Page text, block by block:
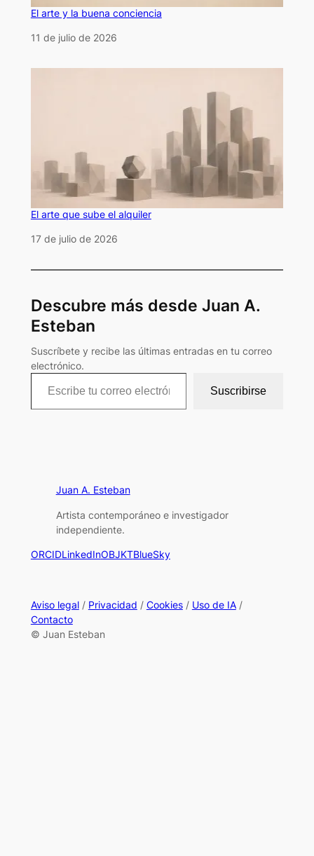
El arte y la buena conciencia
Fecha
11 de julio de 2026
El arte que sube el alquiler
Fecha
17 de julio de 2026
Descubre más desde Juan A.
Esteban
Suscríbete y recibe las últimas entradas en tu correo
electrónico.
Escribe tu correo electrónico…
Suscribirse
Juan A. Esteban
Artista contemporáneo e investigador
independiente.
ORCIDLinkedInOBJKTBlueSky
Aviso legal/ Privacidad / Cookies/ Uso de IA/
Contacto
© Juan Esteban